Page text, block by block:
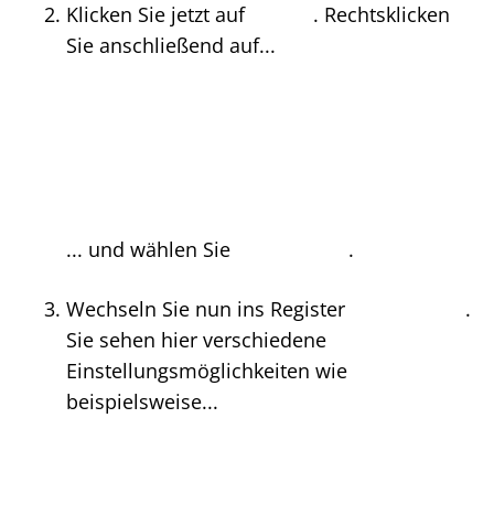
Klicken Sie jetzt auf
. Rechtsklicken
Sie anschließend auf...
... und wählen Sie .
Wechseln Sie nun ins Register
.
Sie sehen hier verschiedene
Einstellungsmöglichkeiten wie
beispielsweise...